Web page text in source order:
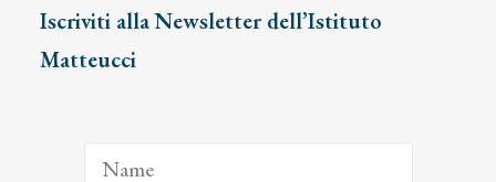
Iscriviti alla Newsletter dell’Istituto
Matteucci